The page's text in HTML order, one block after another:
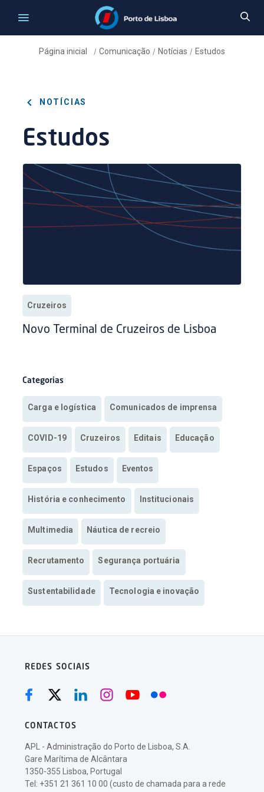
Página inicial / Comunicação / Notícias / Estudos
NOTÍCIAS
Estudos
Cruzeiros
Novo Terminal de Cruzeiros de Lisboa
Categorias
Carga e logística Comunicados de imprensa
COVID-19 Cruzeiros Editais Educação
Espaços Estudos Eventos
História e conhecimento Institucionais
Multimedia Náutica de recreio
Recrutamento Segurança portuária
Sustentabilidade Tecnologia e inovação
REDES SOCIAIS
CONTACTOS
APL - Administração do Porto de Lisboa, S.A.
Gare Marítima de Alcântara
1350-355 Lisboa, Portugal
Tel: +351 21 361 10 00 (custo de chamada para a rede